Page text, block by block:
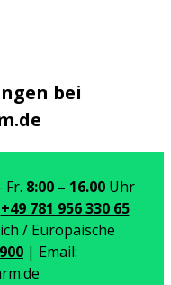
bei
8:00 – 16.00Uhr
+49 781 956 330 65
/ Europäische
| Email: